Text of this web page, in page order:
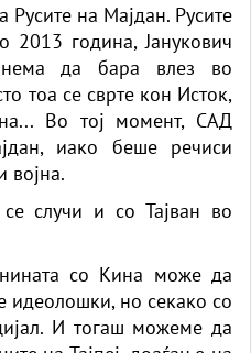
Русите на Мајдан. Русите
2013 година, Јанукович
да бара влез во
тоа се сврте кон Исток,
Во тој момент, САД
иако беше речиси
војна.
случи и со Тајван во
со Кина може да
идеолошки, но секако со
И тогаш можеме да